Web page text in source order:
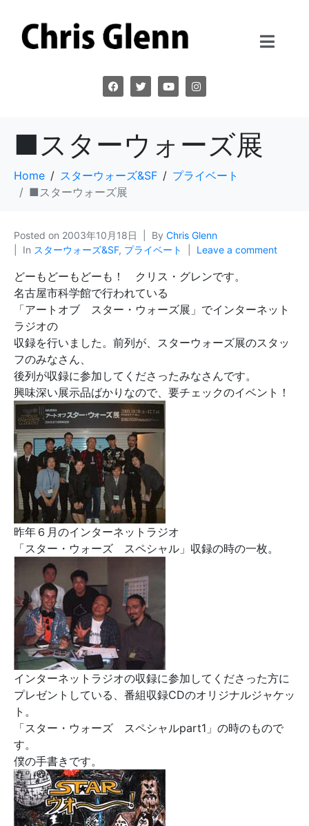
■スターウォーズ展
Home スターウォーズ&SF
プライベート
■スターウォーズ展
Posted on 2003年10月18日 By Chris Glenn
In スターウォーズ&SF, プライベート Leave a comment
どーもどーもどーも！ クリス・グレンです。
名古屋市科学館で行われている
「アートオブ スター・ウォーズ展」でインターネット
ラジオの
収録を行いました。前列が、スターウォーズ展のスタッ
フのみなさん、
後列が収録に参加してくださったみなさんです。
興味深い展示品ばかりなので、要チェックのイベント！
昨年６月のインターネットラジオ
「スター・ウォーズ スペシャル」収録の時の一枚。
インターネットラジオの収録に参加してくださった方に
プレゼントしている、番組収録CDのオリジナルジャケッ
ト。
「スター・ウォーズ スペシャルpart1」の時のもので
す。
僕の手書きです。